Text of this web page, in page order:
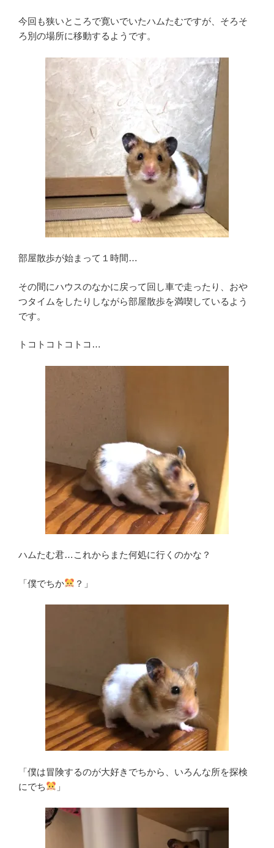
今回も狭いところで寛いでいたハムたむですが、そろそ
ろ別の場所に移動するようです。
部屋散歩が始まって１時間…
その間にハウスのなかに戻って回し車で走ったり、おや
つタイムをしたりしながら部屋散歩を満喫しているよう
です。
トコトコトコトコ…
ハムたむ君…これからまた何処に行くのかな？
「僕でちか ？」
「僕は冒険するのが大好きでちから、いろんな所を探検
にでち
」